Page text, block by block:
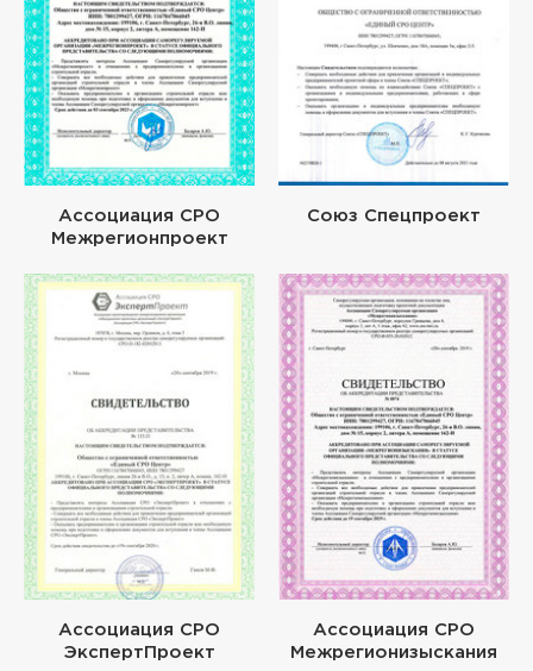
Ассоциация СРО
Межрегионпроект
Союз Спецпроект
Ассоциация СРО
ЭкспертПроект
Ассоциация СРО
Межрегионизыскания